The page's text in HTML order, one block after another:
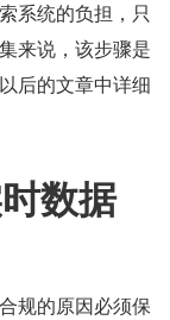
系统的负担，只
来说，该步骤是
后的文章中详细
数据
规的原因必须保